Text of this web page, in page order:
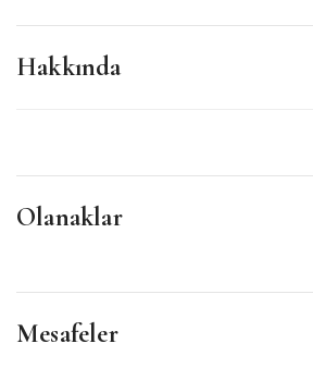
Hakkında
Olanaklar
Mesafeler